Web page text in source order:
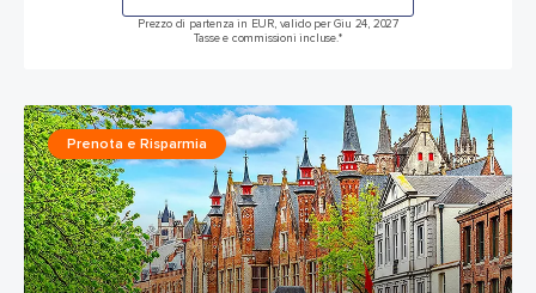
Prezzo di partenza in EUR, valido per Giu 24, 2027
Tasse e commissioni incluse.*
Prenota e Risparmia